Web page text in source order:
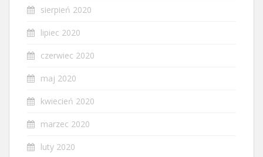
sierpień 2020
lipiec 2020
czerwiec 2020
maj 2020
kwiecień 2020
marzec 2020
luty 2020